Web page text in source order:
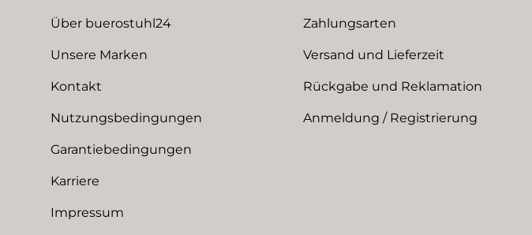
Über buerostuhl24
Unsere Marken
Kontakt
Nutzungsbedingungen
Garantiebedingungen
Karriere
Impressum
Zahlungsarten
Versand und Lieferzeit
Rückgabe und Reklamation
Anmeldung / Registrierung